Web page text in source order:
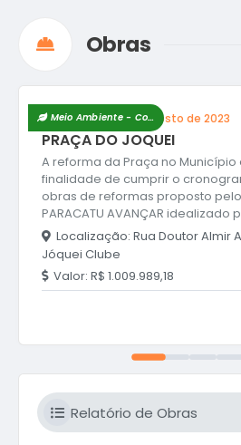
Obras
Meio Ambiente - Concluído
PRAÇA DO JOQUEI
A reforma da Praça no Município
finalidade de cumprir o
obras de reformas proposto
PARACATU AVANÇAR idealizado
municipal que objetiva a
públicas, promovendo o lazer,
vida da população. Destaca-se
construída parcialmente e
algumas áreas sem a estrutura
Conclusão:28 de Agosto de 2023
Localização: Rua Doutor Almir
Jóquei Clube
Valor: R$ 1.009.989,18
Relatório de Obras